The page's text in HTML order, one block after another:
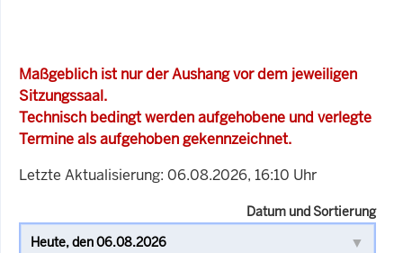
Maßgeblich ist nur der Aushang vor dem jeweiligen
Sitzungssaal.
Technisch bedingt werden aufgehobene und verlegte
Termine als aufgehoben gekennzeichnet.
Letzte Aktualisierung: 06.08.2026, 16:10 Uhr
Datum und Sortierung